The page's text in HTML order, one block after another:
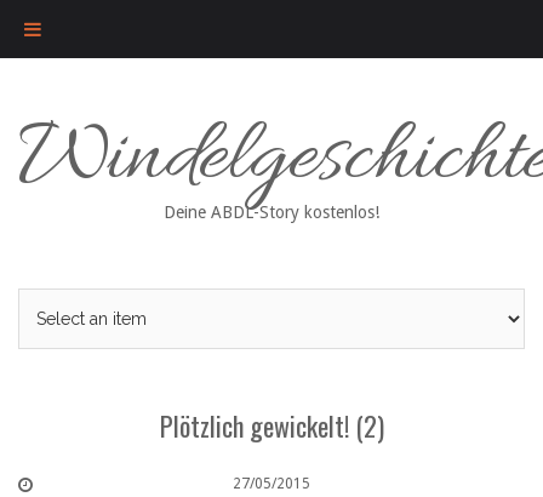
content
Deine ABDL-Story kostenlos!
Plötzlich gewickelt! (2)
27/05/2015